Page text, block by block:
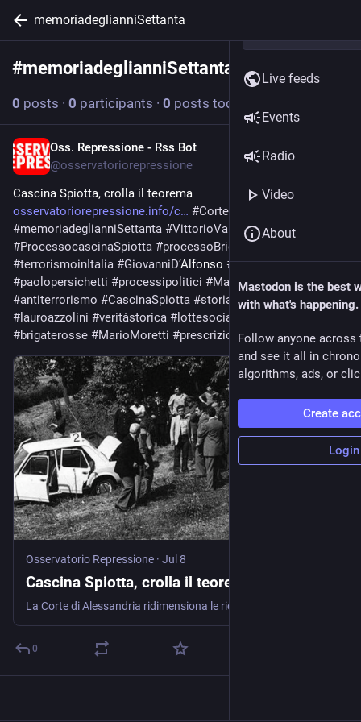
memoriadeglianniSettanta
#memoriadeglianniSettanta Follow hashtag
0 posts · 0 participants · 0 posts today
Oss. Repressione - Rss Bot
@osservatoriorepressione
Cascina Spiotta, crolla il teorema
osservatoriorepressione.info/c
#Corted
#memoriadeglianniSettanta #VittorioVallarinoGancia
#ProcessocascinaSpiotta #processoBrigateRosse
#terrorismoinItalia #GiovanniD’Alfonso #giustiziaememoria
#paolopersichetti #processipolitici #MargheritaCagol
#antiterrorismo #CascinaSpiotta #storiaitaliana
# lauroazzolini #veritàstorica # lottesociali
#brigaterosse #MarioMoretti #prescrizione
Osservatorio Repressione · Jul 8
Cascina Spiotta, crolla il teorema
0
Live feeds
Events
Radio
Video
About
Mastodon is the best
with what's happening.
Follow anyone across
and see it all in
algorithms, ads, or
Create
Login